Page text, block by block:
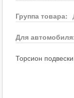
Группа товара:
Для
Торсион